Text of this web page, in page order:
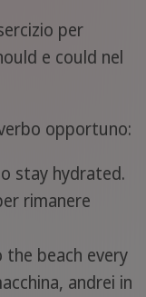
per
e could nel
opportuno:
stay hydrated.
rimanere
the beach every
andrei in